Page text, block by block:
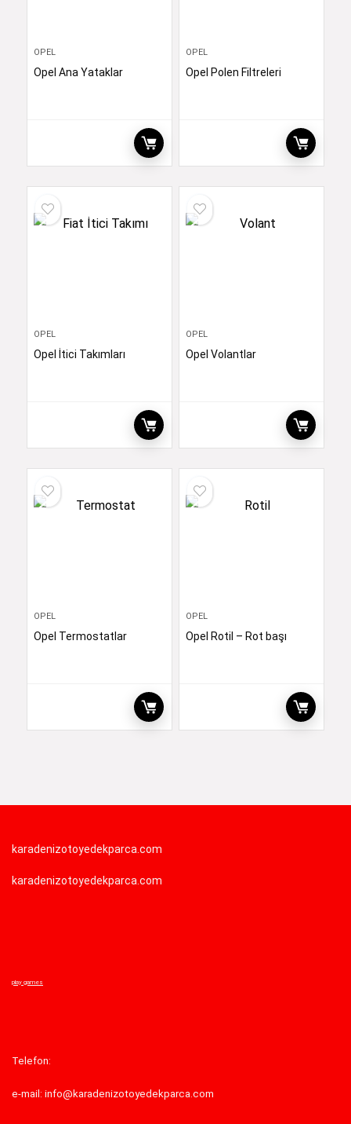
OPEL
Opel Ana Yataklar
OPEL
Opel Polen Filtreleri
OPEL
Opel İtici Takımları
OPEL
Opel Volantlar
OPEL
Opel Termostatlar
OPEL
Opel Rotil – Rot başı
karadenizotoyedekparca.com
karadenizotoyedekparca.com
play games
Telefon:
e-mail: info@karadenizotoyedekparca.com